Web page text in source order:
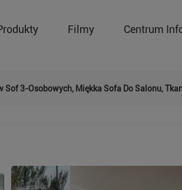
Filmy Centrum
Sof 3-Osobowych, Miękka Sofa Do Salonu,